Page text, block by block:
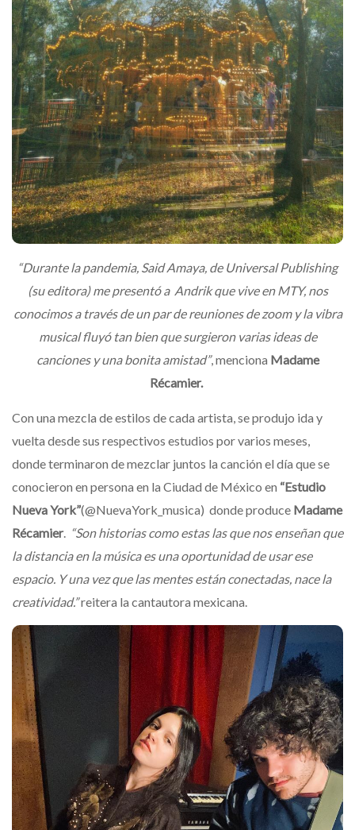
“Durante la pandemia, Said Amaya, de Universal Publishing
(su editora) me presentó a Andrik que vive en MTY, nos
conocimos a través de un par de reuniones de zoom y la vibra
musical fluyó tan bien que surgieron varias ideas de
canciones y una bonita amistad”, menciona Madame
Récamier.
Con una mezcla de estilos de cada artista, se produjo ida y
vuelta desde sus respectivos estudios por varios meses,
donde terminaron de mezclar juntos la canción el día que se
conocieron en persona en la Ciudad de México en “Estudio
Nueva York”(@NuevaYork_musica) donde produce Madame
Récamier. “Son historias como estas las que nos enseñan que
la distancia en la música es una oportunidad de usar ese
espacio. Y una vez que las mentes están conectadas, nace la
creatividad.”reitera la cantautora mexicana.